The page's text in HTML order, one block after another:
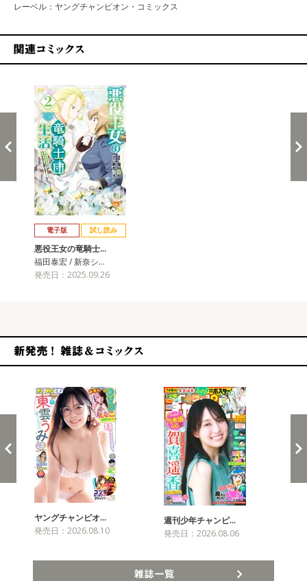
レーベル：ヤングチャンピオン・コミックス
電子版 試し読み
悪役王女の竜騎士…
福田泰宏 / 新奈シ…
発売日：2025.09.26
ヤングチャンピオ…
発売日：2026.08.10
週刊少年チャンピ…
発売日：2026.08.06